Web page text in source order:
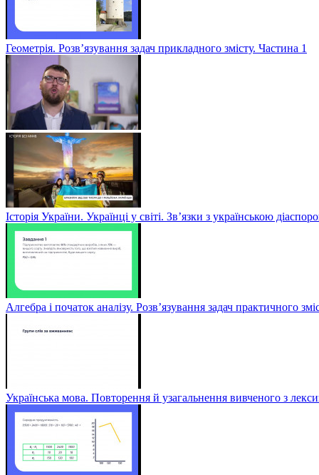
Геометрія. Розв’язування задач прикладного змісту. Частина 1
Історія України. Українці у світі. Зв’язки з українською
Алгебра і початок аналізу. Розв’язування задач практичного
Українська мова. Повторення й узагальнення вивченого з